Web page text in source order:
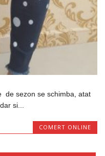
de sezon se schimba, atat
si...
COMERT ONLINE